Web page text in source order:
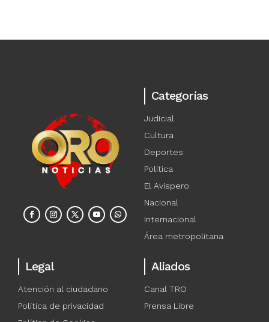
Categorías
Judicial
Cultura
Deportes
Política
El Avispero
Nacional
Internacional
Área metropolitana
Legal
Atención al ciudadano
Política de privacidad
Aliados
Canal TRO
Prensa Libre